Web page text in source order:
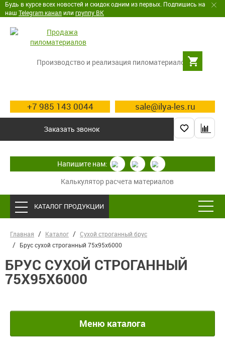
Будь в курсе всех новостей и скидок одним из первых. Подпишись на
наш Telegram канал или группу ВК
Производство и реализация пиломатериалов
+7 985 143 0044 sale@ilya-les.ru
Заказать звонок
Калькулятор расчета материалов
Напишите нам:
КАТАЛОГ ПРОДУКЦИИ
Главная Каталог
Сухой строганный брус
Брус сухой строганный 75х95х6000
БРУС СУХОЙ СТРОГАННЫЙ
75Х95Х6000
Меню каталога